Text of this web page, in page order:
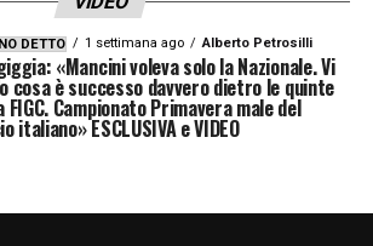
DETTO 1 settimana ago Alberto Petrosilli
«Mancini voleva solo la Nazionale. Vi
cosa è successo davvero dietro le quinte
FIGC. Campionato Primavera male del
italiano» ESCLUSIVA e VIDEO